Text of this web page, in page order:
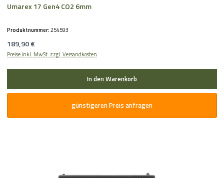
Umarex 17 Gen4 CO2 6mm
Produktnummer:254593
Regulärer Preis:
189,90 €
Preise inkl. MwSt. zzgl. Versandkosten
In den Warenkorb
günstigeren Preis anfragen